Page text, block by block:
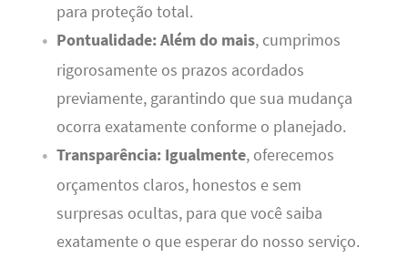
para proteção total.
Pontualidade: Além do mais, cumprimos
rigorosamente os prazos acordados
previamente, garantindo que sua mudança
ocorra exatamente conforme o planejado.
Transparência: Igualmente, oferecemos
orçamentos claros, honestos e sem
surpresas ocultas, para que você saiba
exatamente o que esperar do nosso serviço.